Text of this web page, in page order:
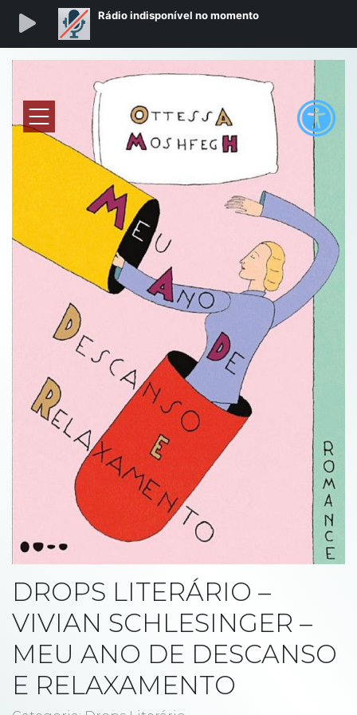
DROPS LITERÁRIO –
VIVIAN SCHLESINGER –
MEU ANO DE DESCANSO
E RELAXAMENTO